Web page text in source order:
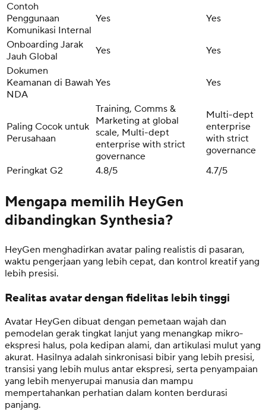
Contoh
Penggunaan
Komunikasi Internal
Yes Yes
Onboarding Jarak
Jauh Global
Yes
Yes
Dokumen
Keamanan di Bawah
NDA
Yes Yes
Paling Cocok untuk
Perusahaan
Training, Comms &
Marketing at global
scale, Multi-dept
enterprise with strict
governance
Multi-dept
enterprise
with strict
governance
Peringkat G2
4.8/5 4.7/5
Mengapa memilih HeyGen
dibandingkan Synthesia?
HeyGen menghadirkan avatar paling realistis di pasaran,
waktu pengerjaan yang lebih cepat, dan kontrol kreatif yang
lebih presisi.
Realitas avatar dengan fidelitas lebih tinggi
Avatar HeyGen dibuat dengan pemetaan wajah dan
pemodelan gerak tingkat lanjut yang menangkap mikro-
ekspresi halus, pola kedipan alami, dan artikulasi mulut yang
akurat. Hasilnya adalah sinkronisasi bibir yang lebih presisi,
transisi yang lebih mulus antar ekspresi, serta penyampaian
yang lebih menyerupai manusia dan mampu
mempertahankan perhatian dalam konten berdurasi
panjang.